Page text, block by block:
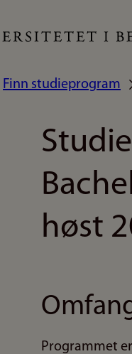
Finn studieprogram
høst
Programmet